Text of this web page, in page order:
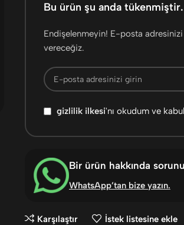
Bu ürün şu anda tükenmiştir.
Endişelenmeyin! E-posta
vereceğiz.
gizlilik ilkesi'nı okudum ve
Bir ürün hakkında
WhatsApp’tan bize yazın.
Karşılaştır İstek listesine ekle